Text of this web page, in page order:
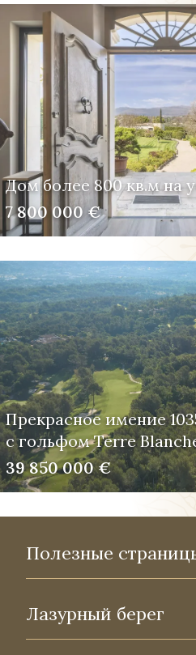
Дом более 800 кв.м на
7 800 000 €
Прекрасное имение
с гольфом Terre
39 850 000 €
Полезные
Лазурный берег